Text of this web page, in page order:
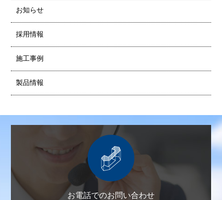
お知らせ
採用情報
施工事例
製品情報
お電話でのお問い合わせ